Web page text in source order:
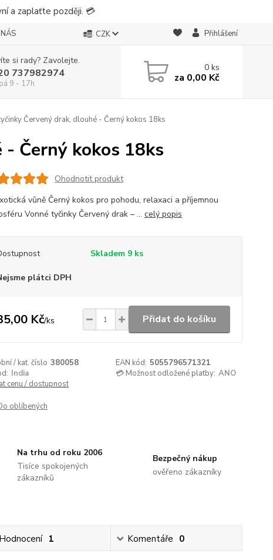
a zaplaťte později. 💳
CZK Přihlášení
si rady? Zavolejte.
737982974
9 - 17h
0ks
za 0,00 Kč
Červený drak, dlouhé - Černý kokos 18ks
Černý kokos 18ks
Ohodnotit produkt
vůně Černý kokos pro pohodu, relaxaci a příjemnou
Vonné tyčinky Červený drak – ... celý popis
Skladem 9 ks
plátci DPH
Kč/ks Přidat do košíku
/ kat. číslo 380058 EAN kód: 5055796571321
India 💳 Možnost odložené platby: ANO
cenu / dostupnost
oblíbených
Na trhu od roku 2006
Tisíce spokojených
zákazníků
Bezpečný nákup
ověřeno zákazníky
Hodnocení 1 Komentáře 0